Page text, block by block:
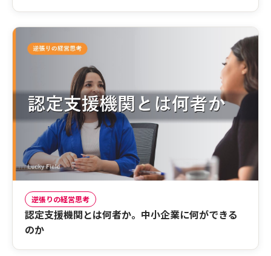
逆張りの経営思考
認定支援機関とは何者か。中小企業に何ができる
のか